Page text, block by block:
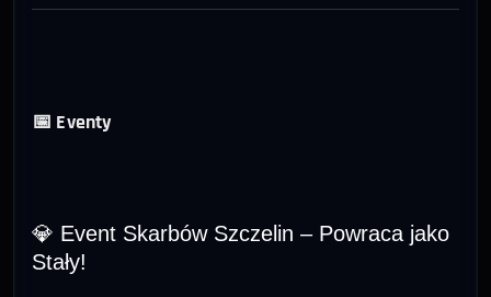
📅 Eventy
💎 Event Skarbów Szczelin – Powraca jako
Stały!